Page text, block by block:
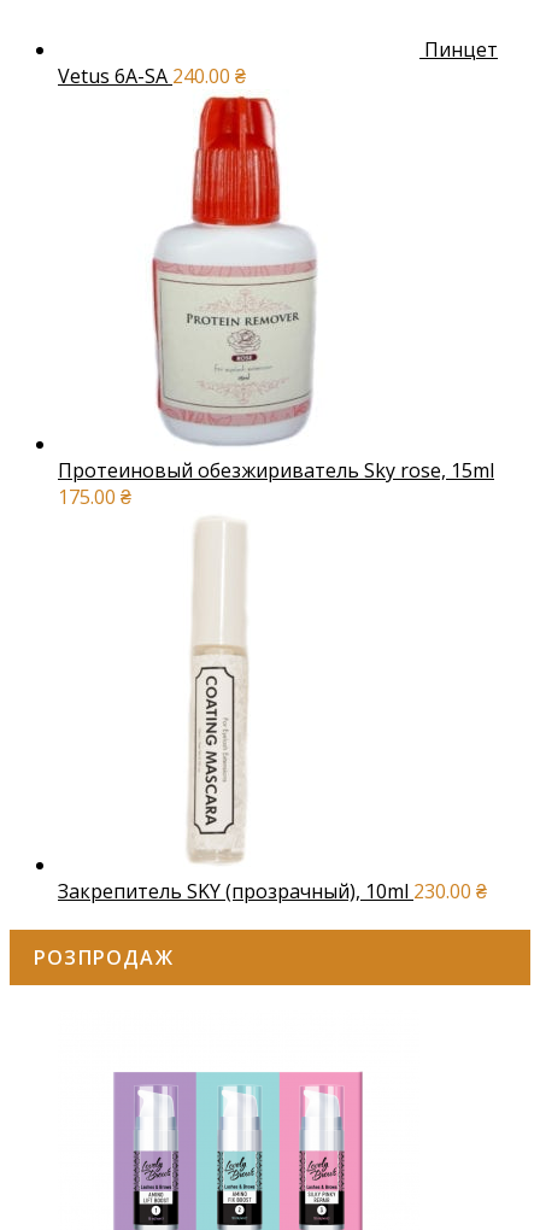
Пинцет
Vetus 6A-SA 240.00 ₴
Протеиновый обезжириватель Sky rose, 15ml
175.00 ₴
Закрепитель SKY (прозрачный), 10ml 230.00 ₴
РОЗПРОДАЖ